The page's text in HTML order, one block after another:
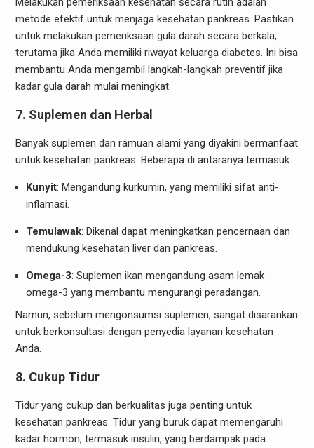
metode efektif untuk menjaga kesehatan pankreas. Pastikan
untuk melakukan pemeriksaan gula darah secara berkala,
terutama jika Anda memiliki riwayat keluarga diabetes. Ini bisa
membantu Anda mengambil langkah-langkah preventif jika
kadar gula darah mulai meningkat.
7. Suplemen dan Herbal
Banyak suplemen dan ramuan alami yang diyakini bermanfaat
untuk kesehatan pankreas. Beberapa di antaranya termasuk:
Kunyit: Mengandung kurkumin, yang memiliki sifat anti-
inflamasi.
Temulawak: Dikenal dapat meningkatkan pencernaan dan
mendukung kesehatan liver dan pankreas.
Omega-3: Suplemen ikan mengandung asam lemak
omega-3 yang membantu mengurangi peradangan.
Namun, sebelum mengonsumsi suplemen, sangat disarankan
untuk berkonsultasi dengan penyedia layanan kesehatan
Anda.
8. Cukup Tidur
Tidur yang cukup dan berkualitas juga penting untuk
kesehatan pankreas. Tidur yang buruk dapat memengaruhi
kadar hormon, termasuk insulin, yang berdampak pada